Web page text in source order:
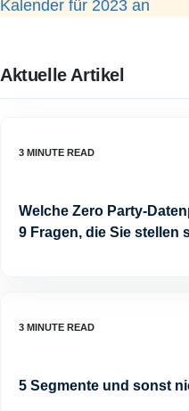
Kalender für 2023 an
Aktuelle Artikel
Welche Zero Party-
9 Fragen, die Sie stellen
5 Segmente und sonst